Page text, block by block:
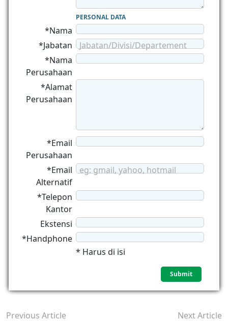
PERSONAL DATA
*Nama
*Jabatan
Jabatan/Divisi/Departement
*Nama
Perusahaan
*Alamat
Perusahaan
*Email
Perusahaan
*Email
Alternatif
eg: gmail, yahoo, hotmail
*Telepon
Kantor
Ekstensi
*Handphone
* Harus di isi
Previous Article Next Article